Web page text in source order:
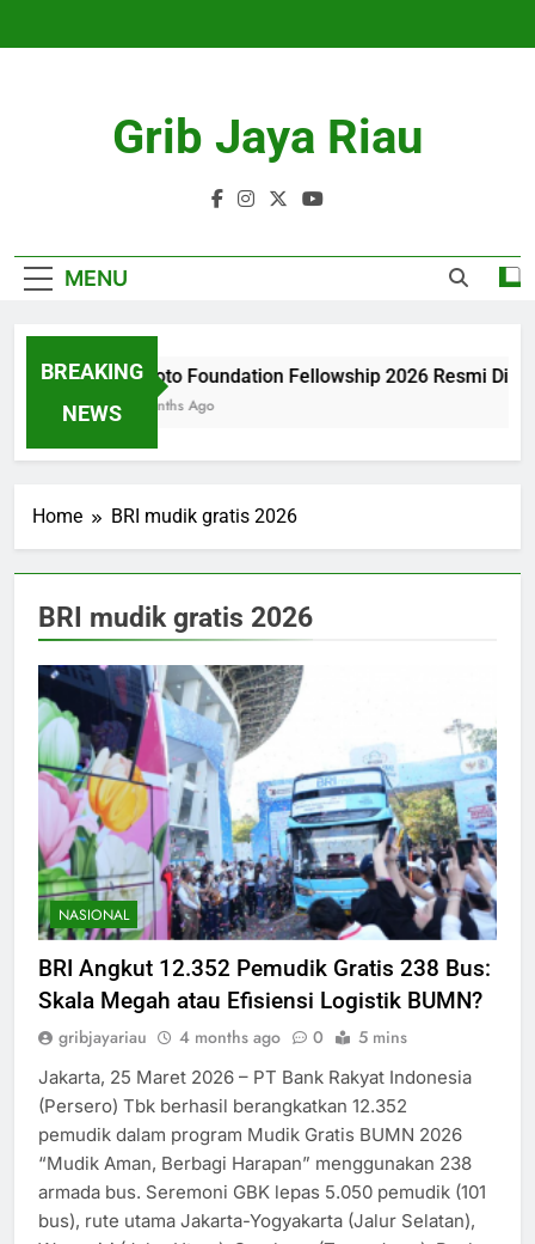
Grib Jaya Riau
MENU
BREAKING
NEWS
Tanoto Foundation Fellowship 2026 Resmi
4 Months Ago
Home BRI mudik gratis 2026
BRI mudik gratis 2026
NASIONAL
BRI Angkut 12.352 Pemudik Gratis 238 Bus:
Skala Megah atau Efisiensi Logistik BUMN?
gribjayariau 4 months ago 0 5 mins
Jakarta, 25 Maret 2026 – PT Bank Rakyat Indonesia
(Persero) Tbk berhasil berangkatkan 12.352
pemudik dalam program Mudik Gratis BUMN 2026
“Mudik Aman, Berbagi Harapan” menggunakan 238
armada bus. Seremoni GBK lepas 5.050 pemudik (101
bus), rute utama Jakarta-Yogyakarta (Jalur Selatan),